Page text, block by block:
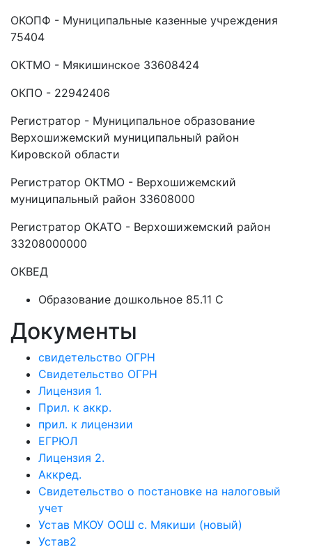
ОКОПФ - Муниципальные казенные учреждения
75404
ОКТМО - Мякишинское 33608424
ОКПО - 22942406
Регистратор - Муниципальное образование
Верхошижемский муниципальный район
Кировской области
Регистратор ОКТМО - Верхошижемский
муниципальный район 33608000
Регистратор ОКАТО - Верхошижемский район
33208000000
ОКВЕД
Образование дошкольное 85.11 C
Документы
свидетельство ОГРН
Свидетельство ОГРН
Лицензия 1.
Прил. к аккр.
прил. к лицензии
ЕГРЮЛ
Лицензия 2.
Аккред.
Свидетельство о постановке на налоговый
учет
Устав МКОУ ООШ с. Мякиши (новый)
Устав2